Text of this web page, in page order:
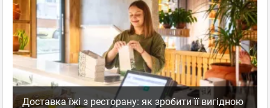
Доставка їжі з ресторану: як зробити її вигідною